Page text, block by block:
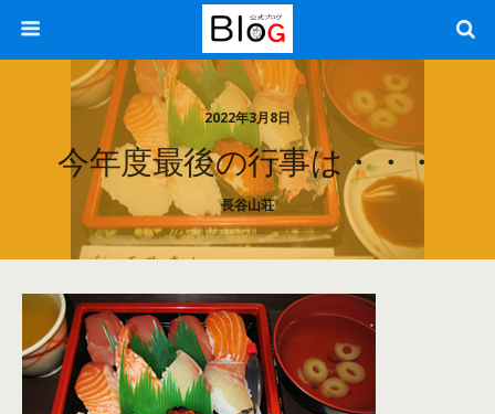
2022年3月8日
今年度最後の行事は・・・
長谷山荘